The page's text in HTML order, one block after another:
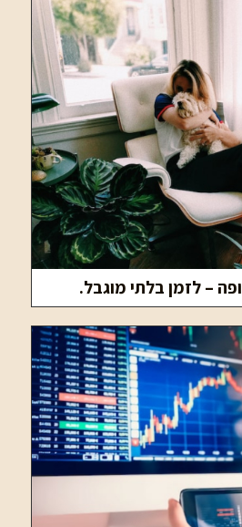
– לזמן בלתי מוגבל.